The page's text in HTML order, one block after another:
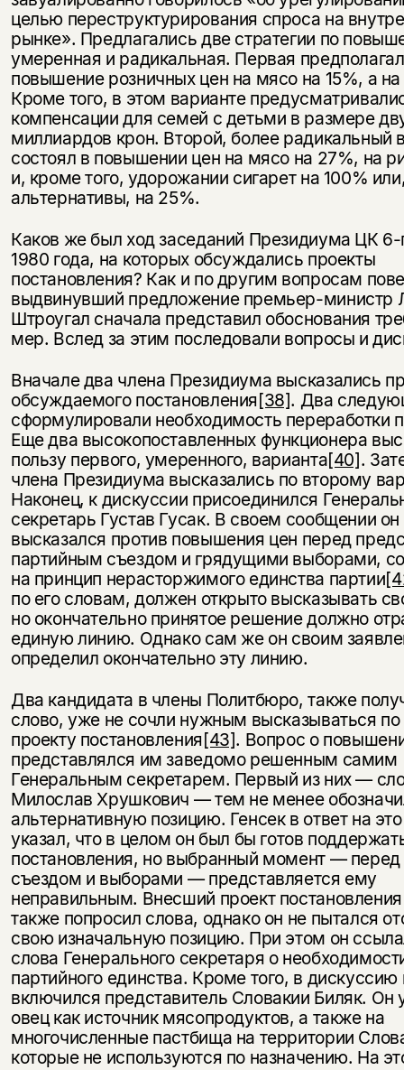
целью переструктурирования спроса на
рынке». Предлагались две стратегии по
умеренная и радикальная. Первая
повышение розничных цен на мясо на 15%, а
Кроме того, в этом варианте
компенсации для семей с детьми в размере
миллиардов крон. Второй, более радикальный
состоял в повышении цен на мясо на 27%, на
и, кроме того, удорожании сигарет на 100%
альтернативы, на 25%.
Каков же был ход заседаний Президиума ЦК 6-
1980 года, на которых обсуждались проекты
постановления? Как и по другим вопросам
выдвинувший предложение премьер-
Штроугал сначала представил обоснования
мер. Вслед за этим последовали вопросы и
Вначале два члена Президиума высказались
обсуждаемого постановления[38]. Два
сформулировали необходимость переработки
Еще два высокопоставленных функционера
пользу первого, умеренного, варианта[40].
члена Президиума высказались по второму
Наконец, к дискуссии присоединился
секретарь Густав Гусак. В своем сообщении
высказался против повышения цен перед
партийным съездом и грядущими выборами,
на принцип нерасторжимого единства партии
по его словам, должен открыто высказывать
но окончательно принятое решение должно
единую линию. Однако сам же он своим
определил окончательно эту линию.
Два кандидата в члены Политбюро, также
слово, уже не сочли нужным высказываться
проекту постановления[43]. Вопрос о
представлялся им заведомо решенным самим
Генеральным секретарем. Первый из них —
Милослав Хрушкович — тем не менее
альтернативную позицию. Генсек в ответ на
указал, что в целом он был бы готов
постановления, но выбранный момент —
съездом и выборами — представляется ему
неправильным. Внесший проект
также попросил слова, однако он не пытался
свою изначальную позицию. При этом он
слова Генерального секретаря о
партийного единства. Кроме того, в дискуссию
включился представитель Словакии Биляк. Он
овец как источник мясопродуктов, а также на
многочисленные пастбища на территории
которые не используются по назначению. На